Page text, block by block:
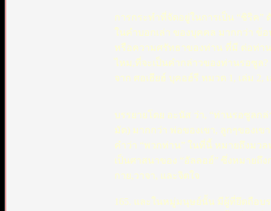
การกระทำที่จัดอยู่ในการเป็น “ชิริค”
ในคำบอกเล่า ของบุคคล มากกว่า
หรือความศรัทธาของท่าน ที่มี ต่อท่า
ไหม,ที่จะเป็นคำกล่าวของท่านรอซูล?
จาก ศอเฮียฮ์ บุคอฮ์รี หมวด 1, เล่ม 2,
บรรยายโดย อะนัส ว่า, “ท่านรอซูลก
มัด) มากกว่า พ่อของเขา, ลูกๆของเ
คำว่า “พวกท่าน” ในที่นี้ หมายถึงมว
เป็นศาสนาของ “อัลลอฮ์” ซึ่งหมายถึ
กาย,วาจา, และจิตใจ
165. และในหมู่มนุษย์นั้น มีผู้ที่ยึดถือบ